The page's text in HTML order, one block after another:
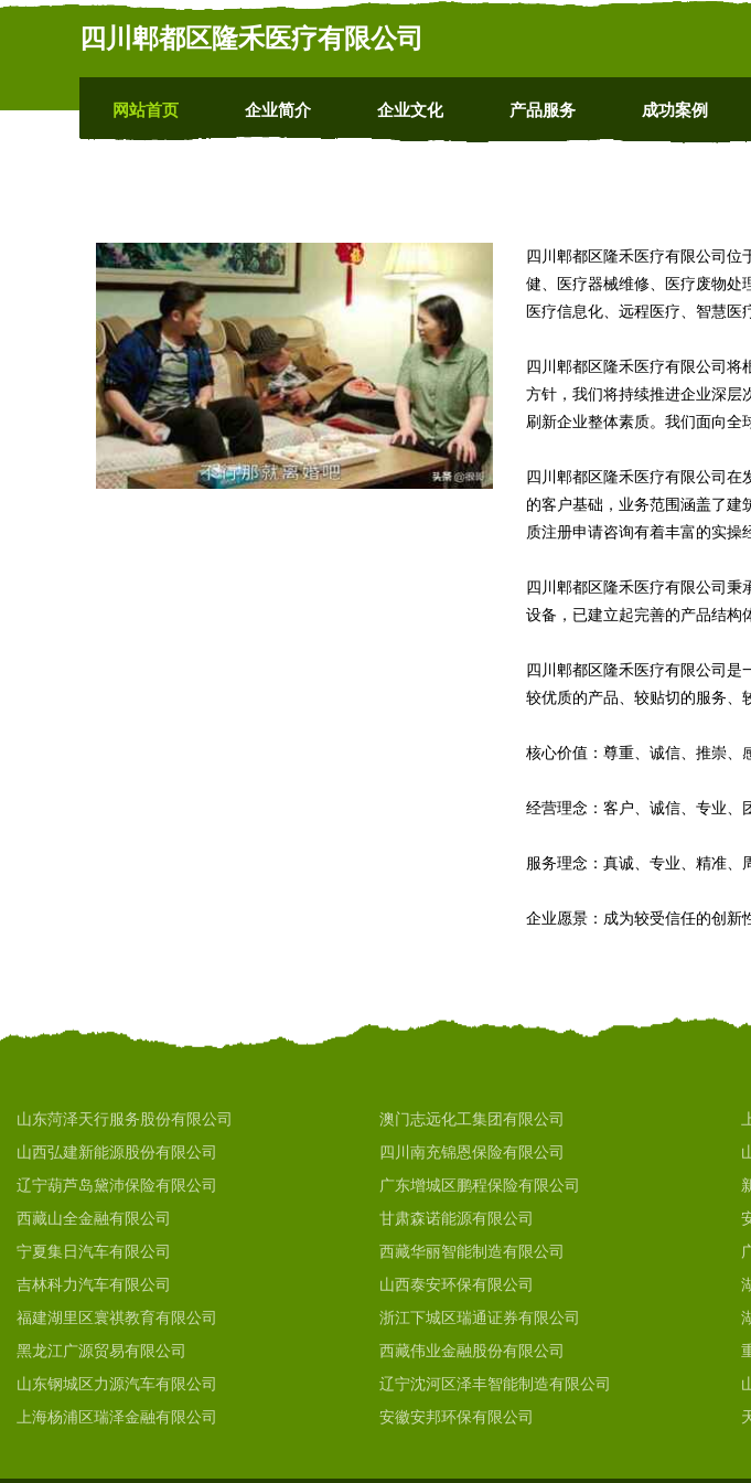
四川郫都区隆禾医疗有限公司
网站首页 企业简介 企业文化 产品服务 成功案例
四川郫都区隆禾医疗有限公司位
健、医疗器械维修、医疗废物处
医疗信息化、远程医疗、智慧
四川郫都区隆禾医疗有限公司
方针，我们将持续推进企业深层
刷新企业整体素质。我们面向全
四川郫都区隆禾医疗有限公司
的客户基础，业务范围涵盖了建
质注册申请咨询有着丰富的实操
四川郫都区隆禾医疗有限公司秉
设备，已建立起完善的产品结构
四川郫都区隆禾医疗有限公司
较优质的产品、较贴切的服务、
核心价值：尊重、诚信、推崇、
经营理念：客户、诚信、专业、
服务理念：真诚、专业、精准、
企业愿景：成为较受信任的创新
山东菏泽天行服务股份有限公司 澳门志远化工集团有限公司
山西弘建新能源股份有限公司
四川南充锦恩保险有限公司
辽宁葫芦岛黛沛保险有限公司
广东增城区鹏程保险有限公司
西藏山全金融有限公司
甘肃森诺能源有限公司
宁夏集日汽车有限公司
西藏华丽智能制造有限公司
吉林科力汽车有限公司
山西泰安环保有限公司
福建湖里区寰祺教育有限公司
浙江下城区瑞通证券有限公司
黑龙江广源贸易有限公司
西藏伟业金融股份有限公司
山东钢城区力源汽车有限公司
辽宁沈河区泽丰智能制造有限公司
上海杨浦区瑞泽金融有限公司
安徽安邦环保有限公司